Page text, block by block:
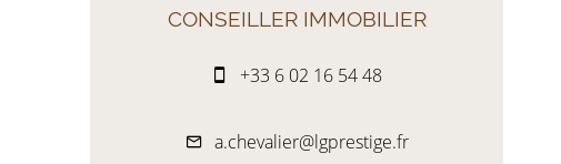
CONSEILLER IMMOBILIER
+33 6 02 16 54 48
a.chevalier@lgprestige.fr